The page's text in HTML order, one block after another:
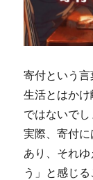
寄付という
生活とはか
ではないでし
実際、寄付
あり、それ
う」と感じ